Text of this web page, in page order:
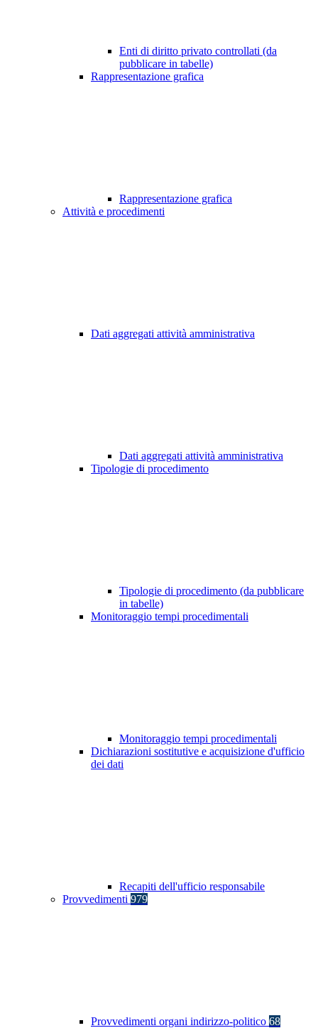
Enti di diritto privato controllati (da
pubblicare in tabelle)
Rappresentazione grafica
Rappresentazione grafica
Attività e procedimenti
Dati aggregati attività amministrativa
Dati aggregati attività amministrativa
Tipologie di procedimento
Tipologie di procedimento (da pubblicare
in tabelle)
Monitoraggio tempi procedimentali
Monitoraggio tempi procedimentali
Dichiarazioni sostitutive e acquisizione d'ufficio
dei dati
Recapiti dell'ufficio responsabile
Provvedimenti 979
Provvedimenti organi indirizzo-politico 68